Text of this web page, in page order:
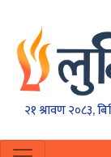
२१ श्रावण २०८३,